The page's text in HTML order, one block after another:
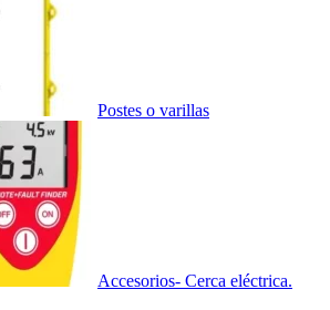
Postes o varillas
Accesorios- Cerca eléctrica.